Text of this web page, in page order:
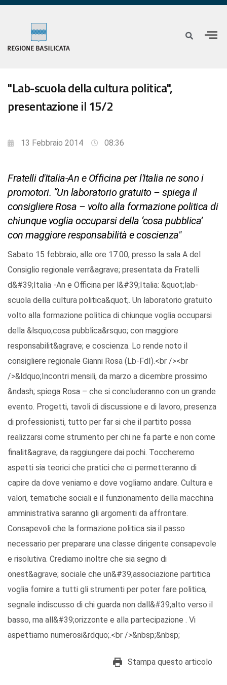
"Lab-scuola della cultura politica",
presentazione il 15/2
13 Febbraio 2014 08:36
Fratelli d'Italia-An e Officina per l'Italia ne sono i
promotori. “Un laboratorio gratuito – spiega il
consigliere Rosa – volto alla formazione politica di
chiunque voglia occuparsi della ‘cosa pubblica’
con maggiore responsabilità e coscienza"
Sabato 15 febbraio, alle ore 17.00, presso la sala A del
Consiglio regionale verr&agrave; presentata da Fratelli
d&#39;Italia -An e Officina per l&#39;Italia: &quot;lab-
scuola della cultura politica&quot;. Un laboratorio gratuito
volto alla formazione politica di chiunque voglia occuparsi
della &lsquo;cosa pubblica&rsquo; con maggiore
responsabilit&agrave; e coscienza. Lo rende noto il
consigliere regionale Gianni Rosa (Lb-FdI).<br /><br
/>&ldquo;Incontri mensili, da marzo a dicembre prossimo
&ndash; spiega Rosa – che si concluderanno con un grande
evento. Progetti, tavoli di discussione e di lavoro, presenza
di professionisti, tutto per far si che il partito possa
realizzarsi come strumento per chi ne fa parte e non come
finalit&agrave; da raggiungere dai pochi. Toccheremo
aspetti sia teorici che pratici che ci permetteranno di
capire da dove veniamo e dove vogliamo andare. Cultura e
valori, tematiche sociali e il funzionamento della macchina
amministrativa saranno gli argomenti da affrontare.
Consapevoli che la formazione politica sia il passo
necessario per preparare una classe dirigente consapevole
e risolutiva. Crediamo inoltre che sia segno di
onest&agrave; sociale che un&#39;associazione partitica
voglia fornire a tutti gli strumenti per poter fare politica,
segnale indiscusso di chi guarda non dall&#39;alto verso il
basso, ma all&#39;orizzonte e alla partecipazione . Vi
aspettiamo numerosi&rdquo;.<br />&nbsp;&nbsp;
Stampa questo articolo